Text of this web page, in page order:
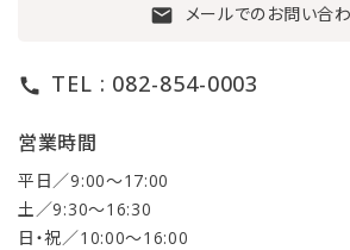
mail メールでのお問い合
call TEL : 082-854-0003
営業時間
平日／9:00〜17:00
土／9:30〜16:30
日・祝／10:00〜16:00